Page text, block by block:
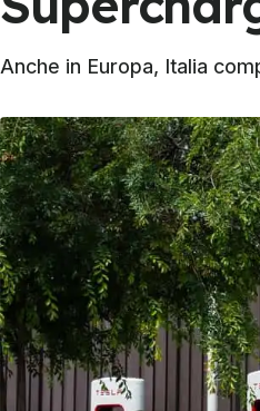
Anche in Europa, Italia